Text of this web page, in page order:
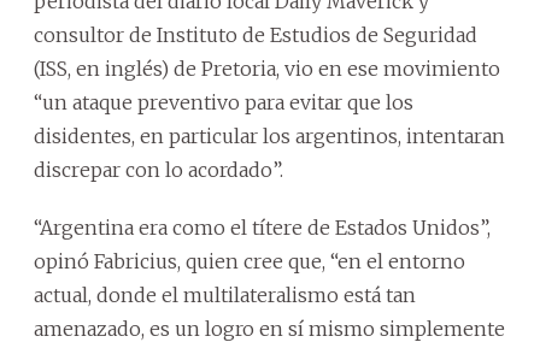
consultor de Instituto de Estudios de Seguridad
(ISS, en inglés) de Pretoria, vio en ese movimiento
“un ataque preventivo para evitar que los
disidentes, en particular los argentinos, intentaran
discrepar con lo acordado”.
“Argentina era como el títere de Estados Unidos”,
opinó Fabricius, quien cree que, “en el entorno
actual, donde el multilateralismo está tan
amenazado, es un logro en sí mismo simplemente